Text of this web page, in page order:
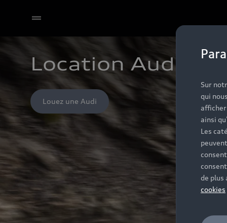
Sur
qui
ainsi
Les
de plus
cookies
Location Audi
Louez une Audi